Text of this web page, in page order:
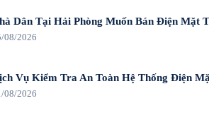
Dân Tại Hải Phòng Muốn Bán Điện Mặt
08/2026
Vụ Kiểm Tra An Toàn Hệ Thống Điện
08/2026